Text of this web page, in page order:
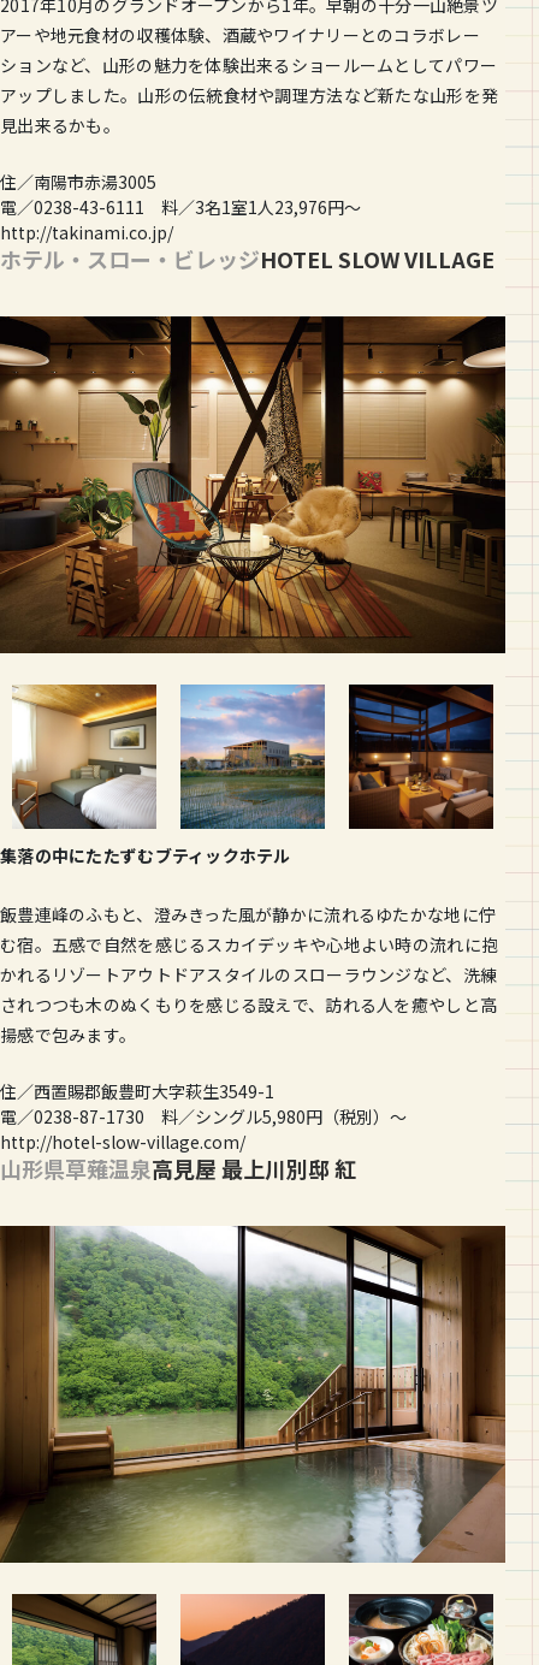
2017年10月のグランドオープンから1年。早朝の十分一山絶景ツ
アーや地元食材の収穫体験、酒蔵やワイナリーとのコラボレー
ションなど、山形の魅力を体験出来るショールームとしてパワー
アップしました。山形の伝統食材や調理方法など新たな山形を発
見出来るかも。
住／南陽市赤湯3005
電／0238-43-6111 料／3名1室1人23,976円～
http://takinami.co.jp/
ホテル・スロー・ビレッジHOTEL SLOW VILLAGE
集落の中にたたずむブティックホテル
飯豊連峰のふもと、澄みきった風が静かに流れるゆたかな地に佇
む宿。五感で自然を感じるスカイデッキや心地よい時の流れに抱
かれるリゾートアウトドアスタイルのスローラウンジなど、洗練
されつつも木のぬくもりを感じる設えで、訪れる人を癒やしと高
揚感で包みます。
住／西置賜郡飯豊町大字萩生3549-1
電／0238-87-1730 料／シングル5,980円（税別）〜
http://hotel-slow-village.com/
山形県草薙温泉高見屋 最上川別邸 紅